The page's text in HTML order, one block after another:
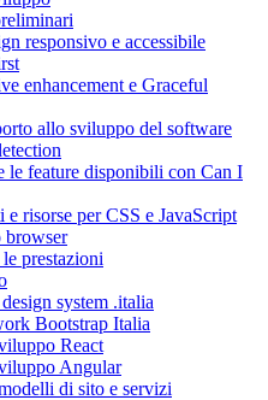
responsivo e accessibile
enhancement e Graceful
allo sviluppo del software
le feature disponibili con Can I
e risorse per CSS e JavaScript
browser
prestazioni
system .italia
Bootstrap Italia
React
Angular
di sito e servizi